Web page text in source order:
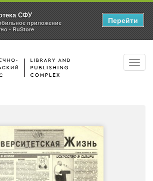
СФУ
приложение
- RuStore
Перейти